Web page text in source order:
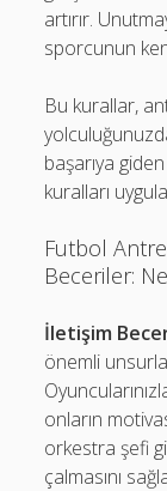
artırır.
sporcunun
Bu kurallar,
başarıya
kuralları
Futbol
Beceriler:
İletişim
önemli
onların
orkestra şefi
çalmasını